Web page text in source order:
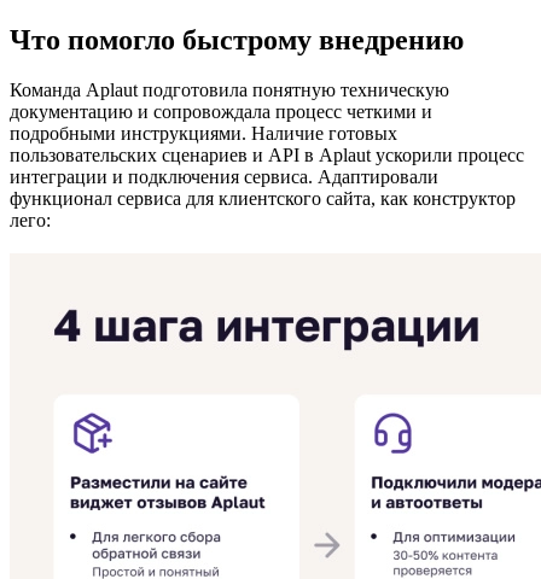
Что помогло быстрому внедрению
Команда Aplaut подготовила понятную техническую
документацию и сопровождала процесс четкими и
подробными инструкциями. Наличие готовых
пользовательских сценариев и API в Aplaut ускорили процесс
интеграции и подключения сервиса. Адаптировали
функционал сервиса для клиентского сайта, как конструктор
лего: